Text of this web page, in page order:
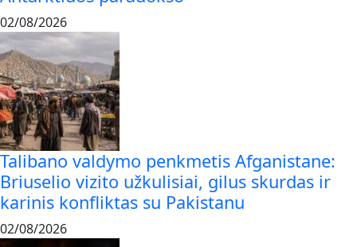
02/08/2026
Talibano valdymo penkmetis Afganistane:
Briuselio vizito užkulisiai, gilus skurdas ir
karinis konfliktas su Pakistanu
02/08/2026